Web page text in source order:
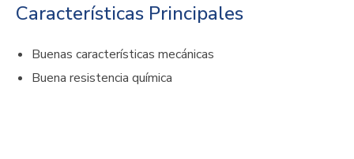
Características Principales
Buenas características mecánicas
Buena resistencia química